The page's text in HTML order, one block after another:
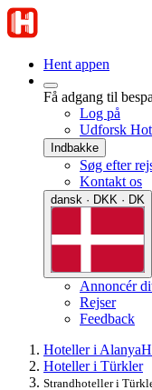
Hent appen
Få adgang til
Log på
Udforsk
Indbakke
Søg efter
Kontakt os
dansk · DKK · DK
Annoncér
Rejser
Feedback
Hoteller i Alanya
Hoteller i Türkler
Strandhoteller i